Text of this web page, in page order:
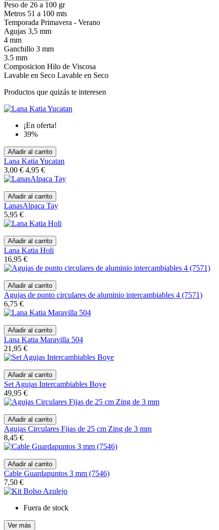
Peso de 26 a 100 gr
Metros 51 a 100 mts
Temporada Primavera - Verano
Agujas 3,5 mm
4 mm
Ganchillo 3 mm
3.5 mm
Composicion Hilo de Viscosa
Lavable en Seco Lavable en Seco
Productos que quizás te interesen
¡En oferta!
39%
Añadir al carrito
Lana Katia Yucatan
3,00 € 4,95 €
Añadir al carrito
LanasAlpaca Tay
5,95 €
Añadir al carrito
Lana Katia Holi
16,95 €
Añadir al carrito
Agujas de punto circulares de aluminio intercambiables 4 (7571)
6,75 €
Añadir al carrito
Lana Katia Maravilla 504
21,95 €
Añadir al carrito
Set Agujas Intercambiables Boye
49,95 €
Añadir al carrito
Agujas Circulares Fijas de 25 cm Zing de 3 mm
8,45 €
Añadir al carrito
Cable Guardapuntos 3 mm (7546)
7,50 €
Fuera de stock
Ver más